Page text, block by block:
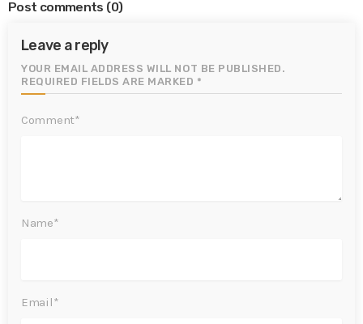
Post comments (0)
Leave a reply
YOUR EMAIL ADDRESS WILL NOT BE PUBLISHED.
REQUIRED FIELDS ARE MARKED *
Comment*
Name*
Email*